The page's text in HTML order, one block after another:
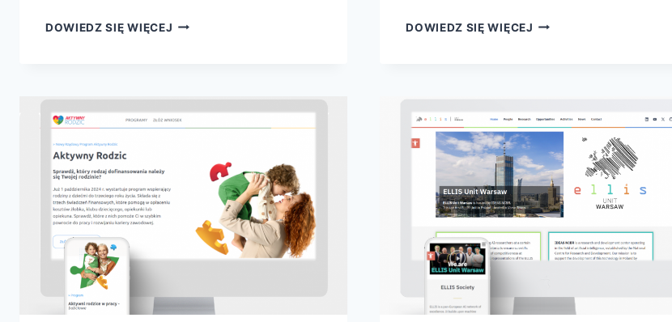
DOWIEDZ SIĘ WIĘCEJ DOWIEDZ SIĘ WIĘCEJ